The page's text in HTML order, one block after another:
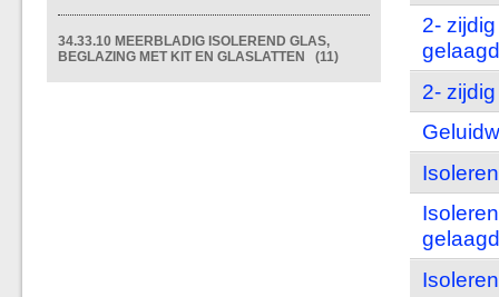
34.33.10 MEERBLADIG ISOLEREND GLAS,
BEGLAZING MET KIT EN GLASLATTEN (11)
2-
gelaagd
2-